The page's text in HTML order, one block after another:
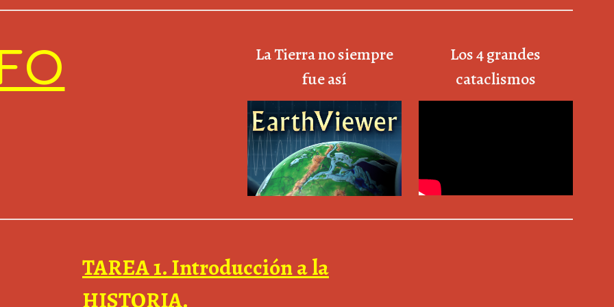
La Tierra no siempre
fue así
Los 4 grandes
cataclismos
TAREA 1. Introducción a la
HISTORIA.